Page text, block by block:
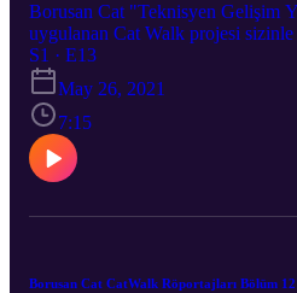
Borusan Cat "Teknisyen Gelişim
uygulanan Cat Walk projesi
bölümümüzün konuğu Trabzon
Mutlu. Kariyer yolculukları
dinliyor, bu süreçte yaşadıklarını
S1 · E13
May 26, 2021
7:15
Borusan Cat CatWalk Röportajları Bölüm 12